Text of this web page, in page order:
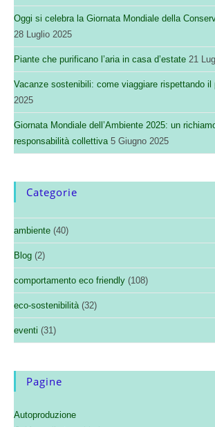
Oggi si celebra la Giornata Mondiale della
28 Luglio 2025
Piante che purificano l’aria in casa d’estate 21
Vacanze sostenibili: come viaggiare rispettando il
2025
Giornata Mondiale dell’Ambiente 2025: un
responsabilità collettiva 5 Giugno 2025
Categorie
ambiente (40)
Blog (2)
comportamento eco friendly (108)
eco-sostenibilità (32)
eventi (31)
Pagine
Autoproduzione